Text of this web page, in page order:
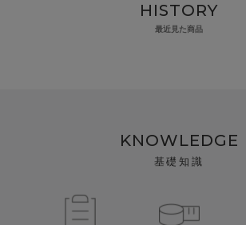
HISTORY
最近見た商品
KNOWLEDGE
基礎知識